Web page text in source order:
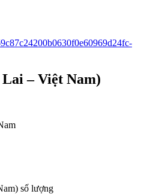
– Việt Nam)
số lượng